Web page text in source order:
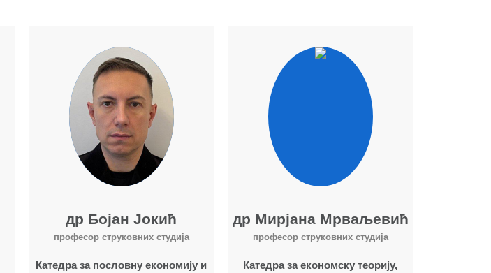
Више о наставнику Више о наставнику
др Бојан Јокић
професор струковних студија
Катедра за пословну економију и
др Мирјана Мрваљевић
професор струковних студија
Катедра за економску теорију,